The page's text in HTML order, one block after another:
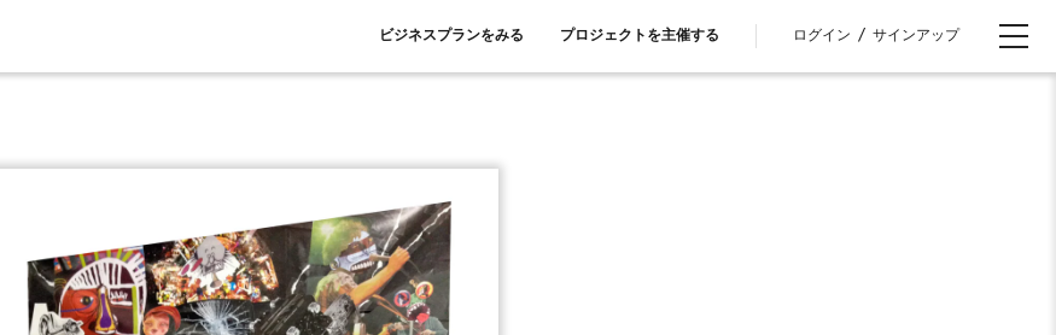
ビジネスプランをみる プロジェクトを主催する ログイン / サインアップ